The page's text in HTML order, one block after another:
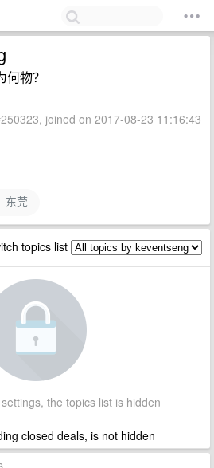
物？
joined on 2017-08-23 11:16:43
东莞
topics list
the topics list is hidden
closed deals, is not hidden